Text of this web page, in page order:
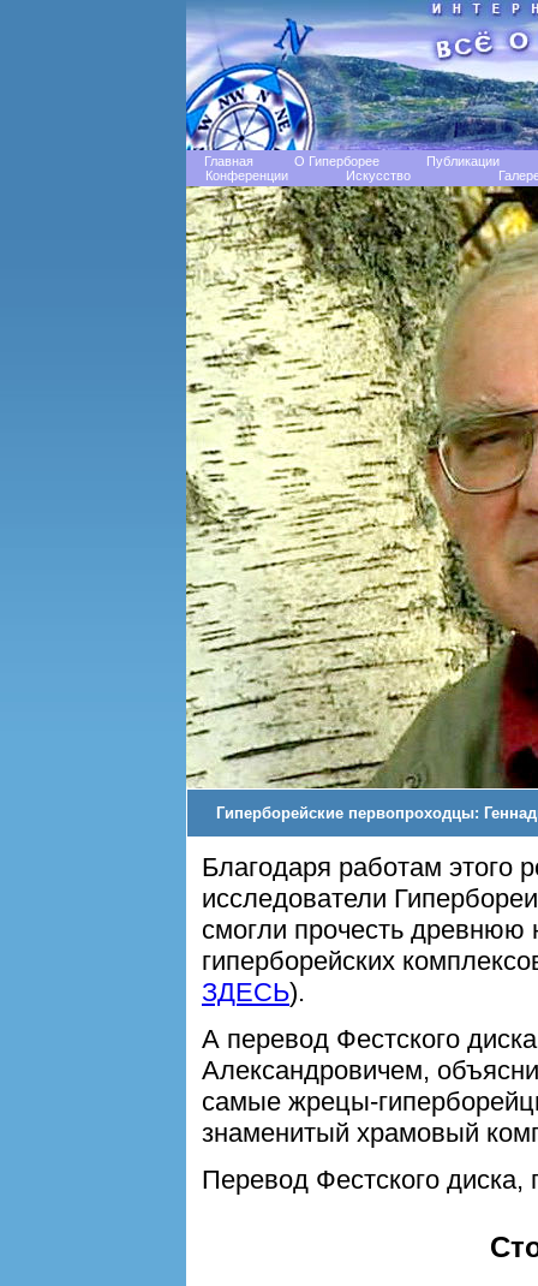
Главная О Гиперборее
Публикации
Конференции
Искусство
Гиперборейские первопроходцы:
Благодаря работам этого
исследователи
смогли прочесть
гиперборейских
ЗДЕСЬ).
А перевод Фестского
Александровичем,
самые жрецы-
знаменитый храмовый
Перевод Фестского